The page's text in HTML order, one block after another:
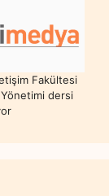
Fakültesi
dersi